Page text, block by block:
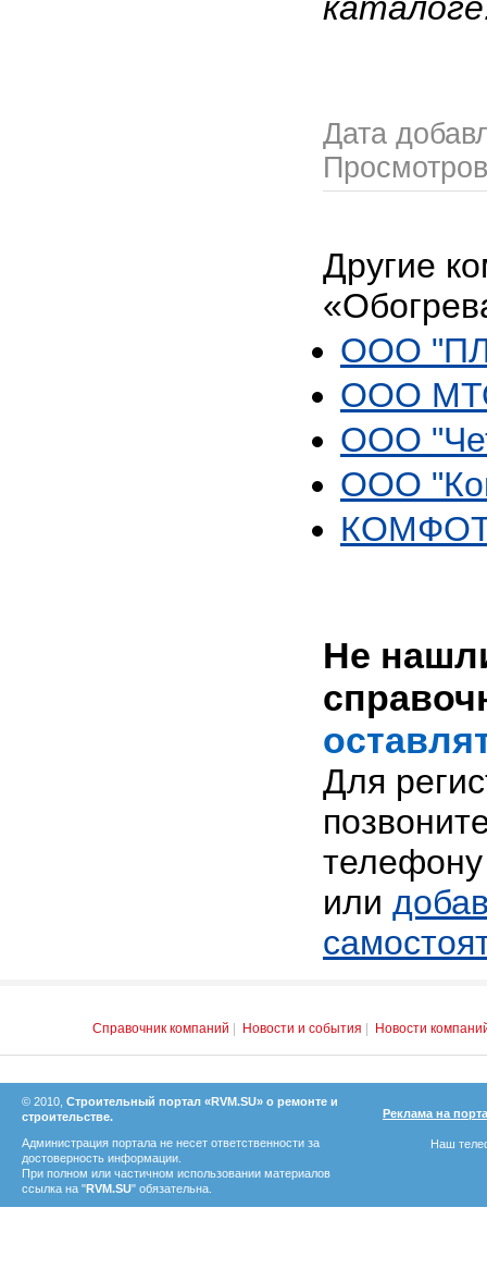
Дата
Другие
ООО
ООО
ООО
ООО
Не
Для
или
Справочник компаний Новости и события Новости
© 2010, Строительный портал «RVM.SU» о ремонте и
строительстве.
Администрация портала не несет ответственности за
достоверность информации.
При полном или частичном использовании материалов
ссылка на "RVM.SU" обязательна.
Реклама на
Наш